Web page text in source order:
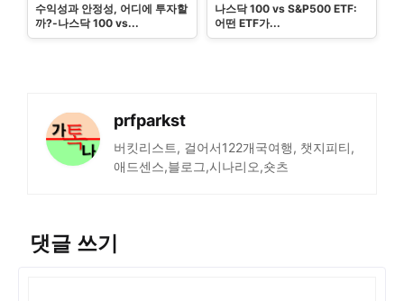
수익성과 안정성, 어디에 투자할
까?-나스닥 100 vs...
나스닥 100 vs S&P500 ETF:
어떤 ETF가...
prfparkst
버킷리스트, 걸어서122개국여행, 챗지피티,
애드센스,블로그,시나리오,숏츠
댓글 쓰기